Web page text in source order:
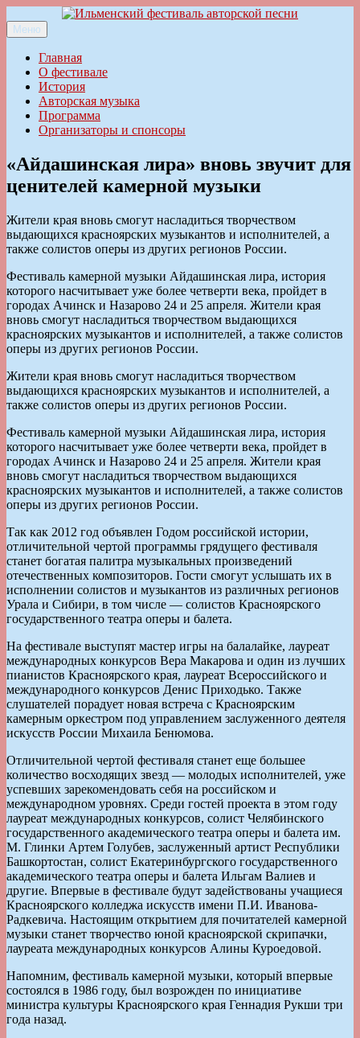
к
содержимому
Ильменский фестиваль авторской песни
Меню
Главная
О фестивале
История
Авторская музыка
Программа
Организаторы и спонсоры
«Айдашинская лира» вновь звучит для
ценителей камерной музыки
Жители края вновь смогут насладиться творчеством
выдающихся красноярских музыкантов и исполнителей, а
также солистов оперы из других регионов России.
Фестиваль камерной музыки Айдашинская лира, история
которого насчитывает уже более четверти века, пройдет в
городах Ачинск и Назарово 24 и 25 апреля. Жители края
вновь смогут насладиться творчеством выдающихся
красноярских музыкантов и исполнителей, а также солистов
оперы из других регионов России.
Жители края вновь смогут насладиться творчеством
выдающихся красноярских музыкантов и исполнителей, а
также солистов оперы из других регионов России.
Фестиваль камерной музыки Айдашинская лира, история
которого насчитывает уже более четверти века, пройдет в
городах Ачинск и Назарово 24 и 25 апреля. Жители края
вновь смогут насладиться творчеством выдающихся
красноярских музыкантов и исполнителей, а также солистов
оперы из других регионов России.
Так как 2012 год объявлен Годом российской истории,
отличительной чертой программы грядущего фестиваля
станет богатая палитра музыкальных произведений
отечественных композиторов. Гости смогут услышать их в
исполнении солистов и музыкантов из различных регионов
Урала и Сибири, в том числе — солистов Красноярского
государственного театра оперы и балета.
На фестивале выступят мастер игры на балалайке, лауреат
международных конкурсов Вера Макарова и один из лучших
пианистов Красноярского края, лауреат Всероссийского и
международного конкурсов Денис Приходько. Также
слушателей порадует новая встреча с Красноярским
камерным оркестром под управлением заслуженного деятеля
искусств России Михаила Бенюмова.
Отличительной чертой фестиваля станет еще большее
количество восходящих звезд — молодых исполнителей, уже
успевших зарекомендовать себя на российском и
международном уровнях. Среди гостей проекта в этом году
лауреат международных конкурсов, солист Челябинского
государственного академического театра оперы и балета им.
М. Глинки Артем Голубев, заслуженный артист Республики
Башкортостан, солист Екатеринбургского государственного
академического театра оперы и балета Ильгам Валиев и
другие. Впервые в фестивале будут задействованы учащиеся
Красноярского колледжа искусств имени П.И. Иванова-
Радкевича. Настоящим открытием для почитателей камерной
музыки станет творчество юной красноярской скрипачки,
лауреата международных конкурсов Алины Куроедовой.
Напомним, фестиваль камерной музыки, который впервые
состоялся в 1986 году, был возрожден по инициативе
министра культуры Красноярского края Геннадия Рукши три
года назад.